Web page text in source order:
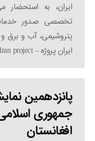
ایران، به استحضار
تخصصی صدور
پتروشیمی، آب و برق
ایران پروژه – UZ Industrial Iran project) در ازبکستان…
پانزدهمین
جمهوری
افغانستان